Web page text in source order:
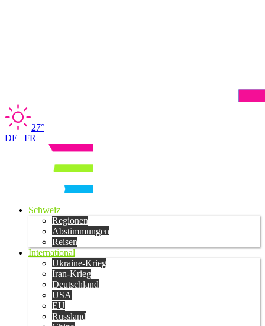
27°
DE | FR
Schweiz
Regionen
Abstimmungen
Reisen
International
Ukraine-Krieg
Iran-Krieg
Deutschland
USA
EU
Russland